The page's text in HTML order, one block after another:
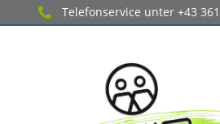
Telefonservice unter +43